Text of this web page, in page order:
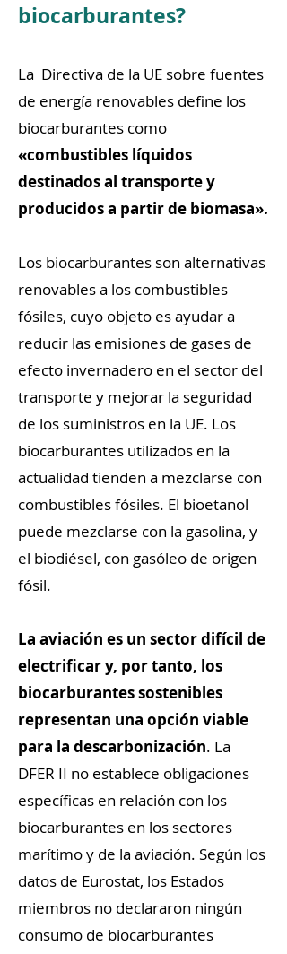
biocarburantes?
La Directiva de la UE sobre fuentes
de energía renovables define los
biocarburantes como
«combustibles líquidos
destinados al transporte y
producidos a partir de biomasa».
Los biocarburantes son alternativas
renovables a los combustibles
fósiles, cuyo objeto es ayudar a
reducir las emisiones de gases de
efecto invernadero en el sector del
transporte y mejorar la seguridad
de los suministros en la UE. Los
biocarburantes utilizados en la
actualidad tienden a mezclarse con
combustibles fósiles. El bioetanol
puede mezclarse con la gasolina, y
el biodiésel, con gasóleo de origen
fósil.
La aviación es un sector difícil de
electrificar y, por tanto, los
biocarburantes sostenibles
representan una opción viable
para la descarbonización. La
DFER II no establece obligaciones
específicas en relación con los
biocarburantes en los sectores
marítimo y de la aviación. Según los
datos de Eurostat, los Estados
miembros no declararon ningún
consumo de biocarburantes